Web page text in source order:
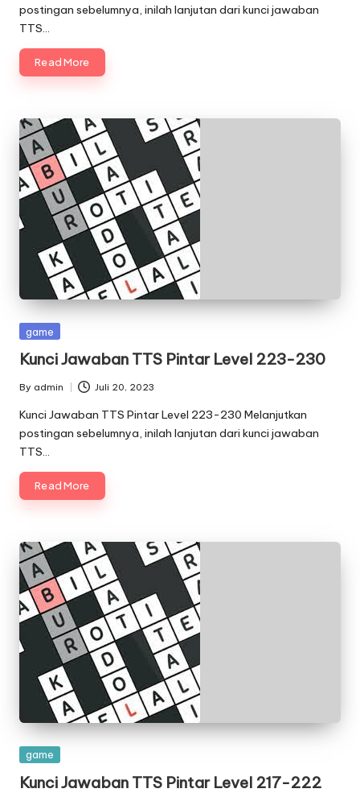
postingan sebelumnya, inilah lanjutan dari kunci jawaban
TTS…
Read More
Posted
game
Kunci Jawaban TTS Pintar Level 223-230
Posted
by
By admin Juli 20, 2023
Kunci Jawaban TTS Pintar Level 223-230 Melanjutkan
postingan sebelumnya, inilah lanjutan dari kunci jawaban
TTS…
Read More
Posted
game
Kunci Jawaban TTS Pintar Level 217-222